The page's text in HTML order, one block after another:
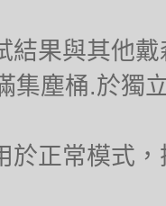
結果與其他
集塵桶.於獨
於正常模式